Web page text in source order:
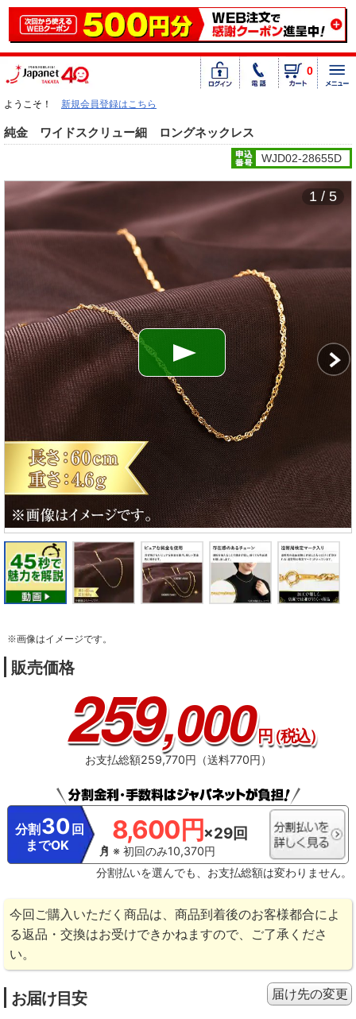
0
ようこそ！ 新規会員登録はこちら
純金 ワイドスクリュー細 ロングネックレス
WJD02-28655D
1 / 5
※画像はイメージです。
販売価格
259,000円（税込）
お支払総額259,770円（送料770円）
分割 30 回
までOK
8,600円×29回
※ 初回のみ10,370円
分割払いを選んでも、お支払総額は変わりません。
今回ご購入いただく商品は、商品到着後のお客様都合によ
る返品・交換はお受けできかねますので、ご了承くださ
い。
お届け目安
届け先の変更